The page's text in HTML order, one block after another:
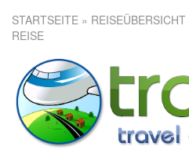
STARTSEITE » REISEÜBERSICHT
REISE